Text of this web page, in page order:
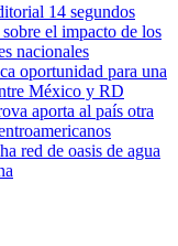
14 segundos
el impacto de los
nacionales
oportunidad para una
México y RD
aporta al país otra
red de oasis de agua